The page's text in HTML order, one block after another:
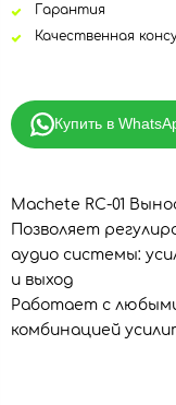
Гарантия
Качественная
Купить в
Machete RC-01
Позволяет
аудио системы:
и выход
Работает с
комбинацией